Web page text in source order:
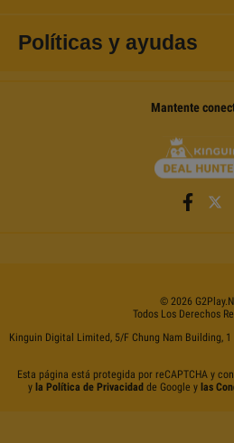
Políticas y ayudas
Mantente
© 2026 G2Play
Todos Los Derechos
Kinguin Digital Limited, 5/F Chung Nam Building, 1
Esta página está protegida por reCAPTCHA y
y la Política de Privacidadde Google y las